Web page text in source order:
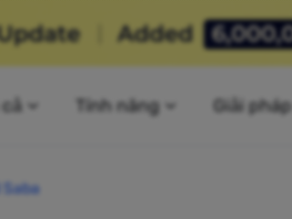
cả Tính năng Giải pháp
Saba